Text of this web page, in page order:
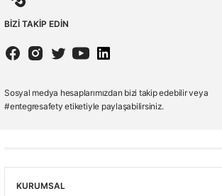
BİZİ TAKİP EDİN
Sosyal medya hesaplarımızdan bizi takip edebilir veya
#entegresafety etiketiyle paylaşabilirsiniz.
KURUMSAL